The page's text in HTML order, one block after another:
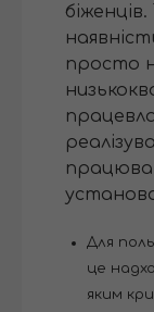
просто
Для
це
яким